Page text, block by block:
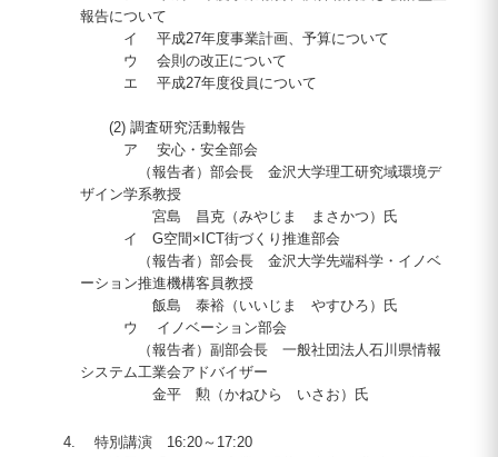
報告について
イ 平成27年度事業計画、予算について
ウ 会則の改正について
エ 平成27年度役員について
(2) 調査研究活動報告
ア 安心・安全部会
（報告者）部会長 金沢大学理工研究域環境デ
ザイン学系教授
宮島 昌克（みやじま まさかつ）氏
イ G空間×ICT街づくり推進部会
（報告者）部会長 金沢大学先端科学・イノベ
ーション推進機構客員教授
飯島 泰裕（いいじま やすひろ）氏
ウ イノベーション部会
（報告者）副部会長 一般社団法人石川県情報
システム工業会アドバイザー
金平 勲（かねひら いさお）氏
特別講演 16:20～17:20